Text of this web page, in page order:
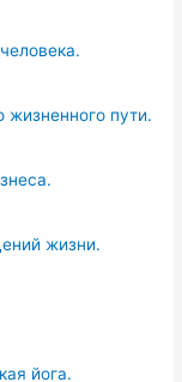
жизненного пути.
жизни.
йога.